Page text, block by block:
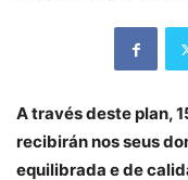
A través deste plan,
recibirán nos seus
equilibrada e de